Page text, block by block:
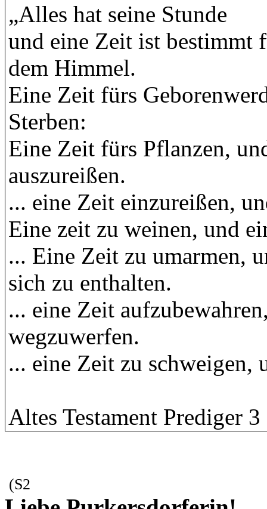
„Alles hat seine Stunde
und eine Zeit ist bestimmt
dem Himmel.
Eine Zeit fürs
Sterben:
Eine Zeit fürs Pflanzen,
auszureißen.
... eine Zeit einzureißen,
Eine zeit zu weinen, und
... Eine Zeit zu umarmen,
sich zu enthalten.
... eine Zeit
wegzuwerfen.
... eine Zeit zu schweigen,
Altes Testament Prediger
(S2